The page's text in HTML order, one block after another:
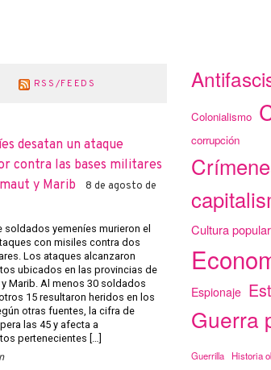
RSS/FEEDS
desatan un ataque
contra las bases militares
y Marib
8 de agosto de
soldados yemeníes murieron el
con misiles contra dos
Los ataques alcanzaron
ubicados en las provincias de
Marib. Al menos 30 soldados
15 resultaron heridos en los
otras fuentes, la cifra de
las 45 y afecta a
pertenecientes […]
Colonialismo
corrupción
Cultura popular
Espionaje
Guerra
Guerrilla Historia